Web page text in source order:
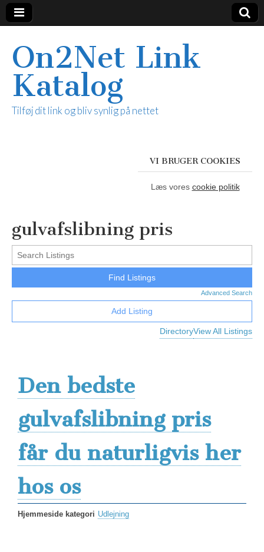
On2Net Link
Katalog
Tilføj dit link og bliv synlig på nettet
VI BRUGER COOKIES
Læs vores cookie politik
gulvafslibning pris
Advanced Search
DirectoryView All Listings
Add Listing
Den bedste
gulvafslibning pris
får du naturligvis her
hos os
Hjemmeside kategori Udlejning